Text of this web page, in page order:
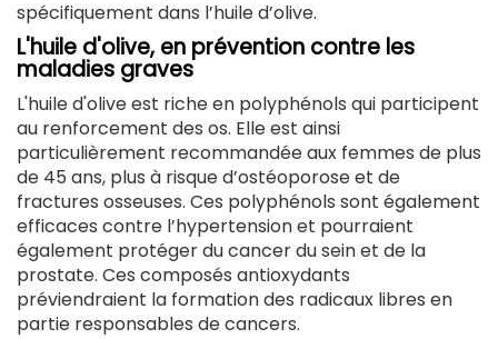
spécifiquement dans l’huile d’olive.
L'huile d'olive, en prévention contre les
maladies graves
L'huile d'olive est riche en polyphénols qui participent
au renforcement des os. Elle est ainsi
particulièrement recommandée aux femmes de plus
de 45 ans, plus à risque d’ostéoporose et de
fractures osseuses. Ces polyphénols sont également
efficaces contre l’hypertension et pourraient
également protéger du cancer du sein et de la
prostate. Ces composés antioxydants
préviendraient la formation des radicaux libres en
partie responsables de cancers.